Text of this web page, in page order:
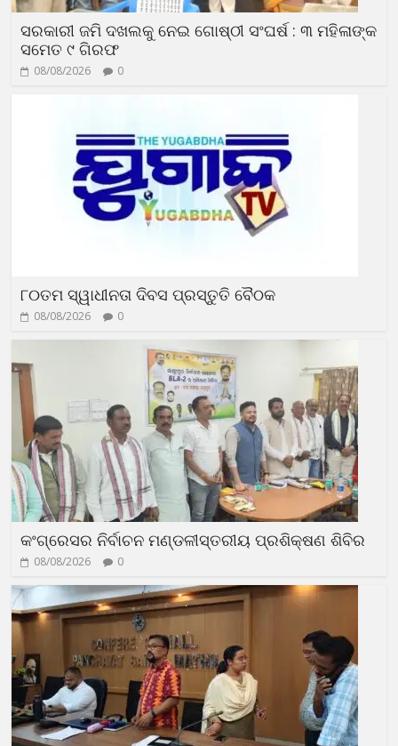
ସରକାରୀ ଜମି ଦଖଲକୁ ନେଇ ଗୋଷ୍ଠୀ ସଂଘର୍ଷ : ୩ ମହିଳାଙ୍କ
ସମେତ ୯ ଗିରଫ
08/08/2026 0
୮୦ତମ ସ୍ୱାଧୀନତା ଦିବସ ପ୍ରସ୍ତୁତି ବୈଠକ
08/08/2026 0
କଂଗ୍ରେସର ନିର୍ବାଚନ ମଣ୍ଡଳୀସ୍ତରୀୟ ପ୍ରଶିକ୍ଷଣ ଶିବିର
08/08/2026 0